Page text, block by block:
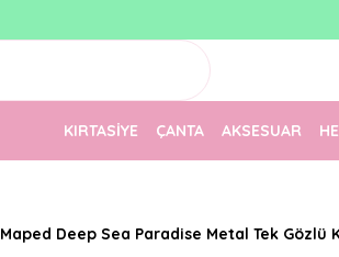
KIRTASİYE ÇANTA AKSESUAR
Maped Deep Sea Paradise Metal Tek Gözlü